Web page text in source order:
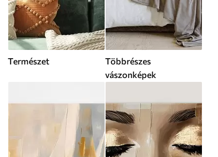
Természet
Többrészes
vászonképek